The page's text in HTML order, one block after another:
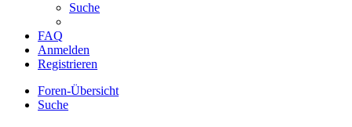
Suche
FAQ
Anmelden
Registrieren
Foren-Übersicht
Suche